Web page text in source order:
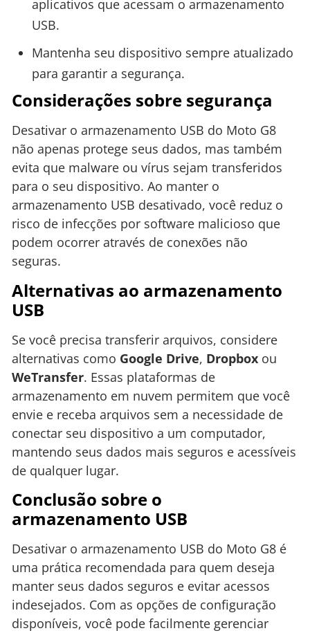
aplicativos que acessam o armazenamento
USB.
Mantenha seu dispositivo sempre atualizado
para garantir a segurança.
Considerações sobre segurança
Desativar o armazenamento USB do Moto G8
não apenas protege seus dados, mas também
evita que malware ou vírus sejam transferidos
para o seu dispositivo. Ao manter o
armazenamento USB desativado, você reduz o
risco de infecções por software malicioso que
podem ocorrer através de conexões não
seguras.
Alternativas ao armazenamento
USB
Se você precisa transferir arquivos, considere
alternativas como Google Drive, Dropbox ou
WeTransfer. Essas plataformas de
armazenamento em nuvem permitem que você
envie e receba arquivos sem a necessidade de
conectar seu dispositivo a um computador,
mantendo seus dados mais seguros e acessíveis
de qualquer lugar.
Conclusão sobre o
armazenamento USB
Desativar o armazenamento USB do Moto G8 é
uma prática recomendada para quem deseja
manter seus dados seguros e evitar acessos
indesejados. Com as opções de configuração
disponíveis, você pode facilmente gerenciar